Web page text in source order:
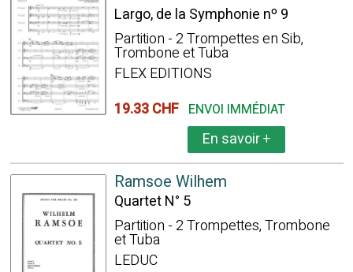
Largo, de la Symphonie nº 9
Partition - 2 Trompettes en Sib,
Trombone et Tuba
FLEX EDITIONS
19.33 CHF ENVOI IMMÉDIAT
En savoir+
Ramsoe Wilhem
Quartet N° 5
Partition - 2 Trompettes, Trombone
et Tuba
LEDUC